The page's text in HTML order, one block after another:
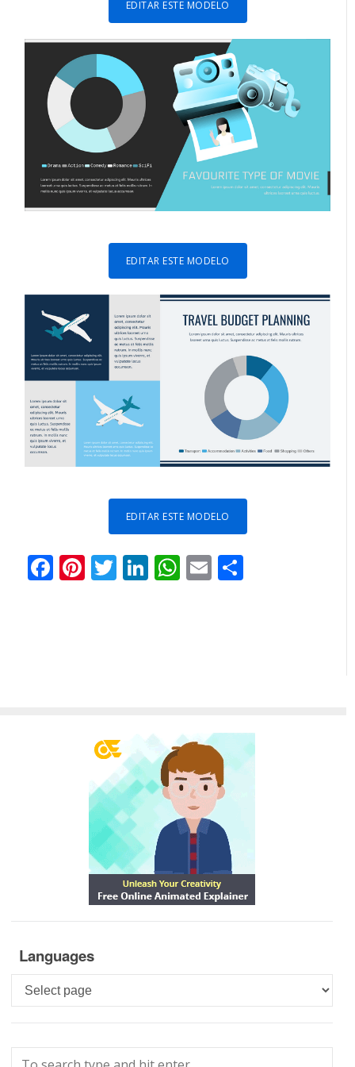
EDITAR ESTE MODELO
EDITAR ESTE MODELO
EDITAR ESTE MODELO
Facebook
Pinterest
Twitter
LinkedIn
WhatsApp
Email
Languages
Languages